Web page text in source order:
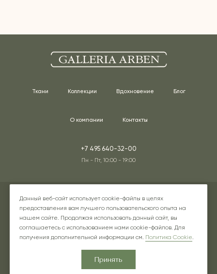
Ткани Коллекции Вдохновение Блог
О компании Контакты
+7 495 640-32-00
Пн - Пт, 10:00 - 19:00
Адреса наших шоурумов
Instagram* - соцсеть принадлежит компании Meta, признанной
Данный веб-сайт использует cookie-файлы в целях
предоставления вам лучшего пользовательского опыта на
нашем сайте. Продолжая использовать данный сайт, вы
соглашаетесь с использованием нами cookie-файлов. Для
получения дополнительной информации см. Политика Cookie.
Принять